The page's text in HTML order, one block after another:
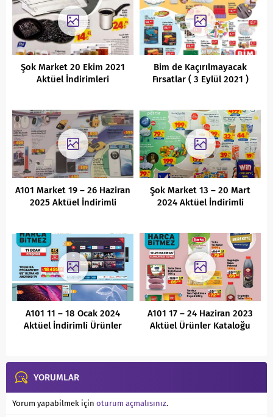
Şok Market 20 Ekim 2021
Aktüel İndirimleri
Bim de Kaçırılmayacak
Fırsatlar ( 3 Eylül 2021 )
A101 Market 19 – 26 Haziran
2025 Aktüel İndirimli
Şok Market 13 – 20 Mart
2024 Aktüel İndirimli
A101 11 – 18 Ocak 2024
Aktüel İndirimli Ürünler
A101 17 – 24 Haziran 2023
Aktüel Ürünler Kataloğu
YORUMLAR
Yorum yapabilmek için oturum açmalısınız.